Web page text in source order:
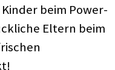
beim Power-
Eltern beim